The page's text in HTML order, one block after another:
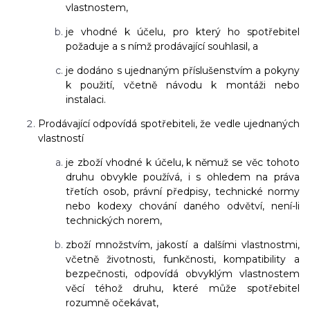
vlastnostem,
je vhodné k účelu, pro který ho spotřebitel
požaduje a s nímž prodávající souhlasil, a
je dodáno s ujednaným příslušenstvím a pokyny
k použití, včetně návodu k montáži nebo
instalaci.
Prodávající odpovídá spotřebiteli, že vedle ujednaných
vlastností
je zboží vhodné k účelu, k němuž se věc tohoto
druhu obvykle používá, i s ohledem na práva
třetích osob, právní předpisy, technické normy
nebo kodexy chování daného odvětví, není-li
technických norem,
zboží množstvím, jakostí a dalšími vlastnostmi,
včetně životnosti, funkčnosti, kompatibility a
bezpečnosti, odpovídá obvyklým vlastnostem
věcí téhož druhu, které může spotřebitel
rozumně očekávat,